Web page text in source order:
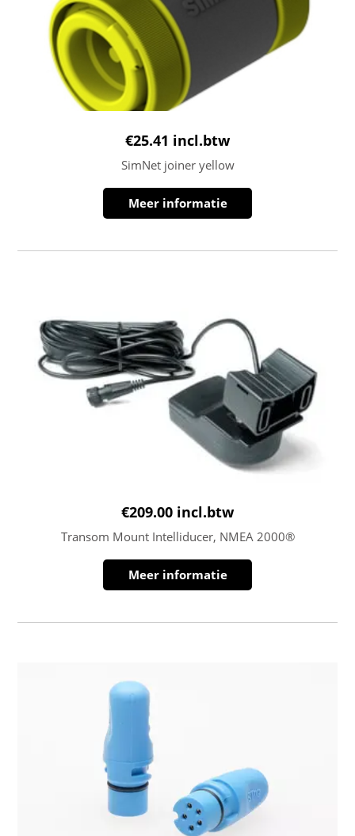
€25.41 incl.btw
SimNet joiner yellow
Meer informatie
€209.00 incl.btw
Transom Mount Intelliducer, NMEA 2000®
Meer informatie